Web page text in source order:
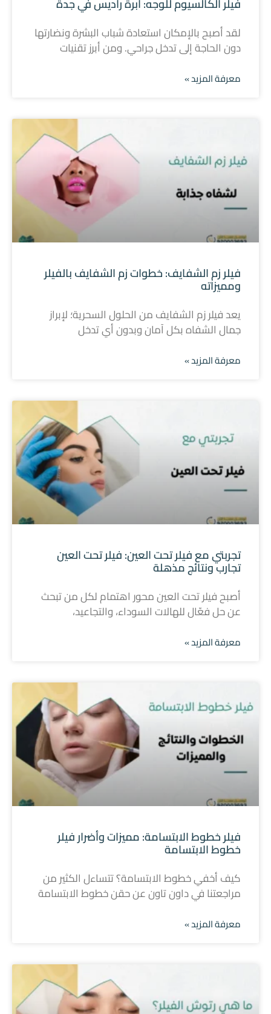
لقد أصبح بالإمكان استعادة شباب البشرة ونضارتها
دون الحاجة إلى تدخل جراحي. ومن أبرز تقنيات
معرفة المزيد »
فيلر زم الشفايف: خطوات زم الشفايف بالفيلر
ومميزاته
يعد فيلر زم الشفايف من الحلول السحرية؛ لإبراز
جمال الشفاه بكل آمان وبدون أي تدخل
معرفة المزيد »
تجربتي مع فيلر تحت العين: فيلر تحت العين
تجارب ونتائج مذهلة
أصبح فيلر تحت العين محور اهتمام لكل من تبحث
عن حل فعّال للهالات السوداء، والتجاعيد،
معرفة المزيد »
فيلر خطوط الابتسامة: مميزات وأضرار فيلر
خطوط الابتسامة
كيف أخفي خطوط الابتسامة؟ تتساءل الكثير من
مراجعتنا في داون تاون عن حقن خطوط الابتسامة
معرفة المزيد »